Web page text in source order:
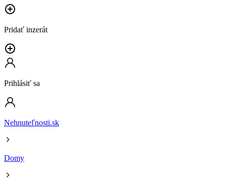
Pridať inzerát
Prihlásiť sa
Nehnuteľnosti.sk
Domy